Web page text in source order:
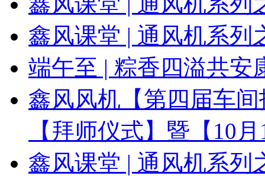
鑫风课堂 | 通风机系列
端午至 | 粽香四溢共安
鑫风风机【第四届车
【拜师仪式】暨【10
鑫风课堂 | 通风机系列